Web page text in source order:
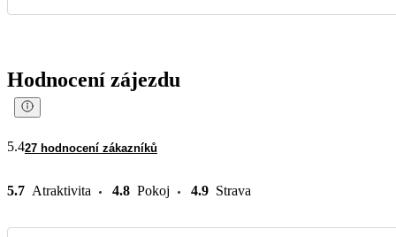
Hodnocení zájezdu
5.427 hodnocení zákazníků
5.7 Atraktivita 4.8 Pokoj 4.9 Strava